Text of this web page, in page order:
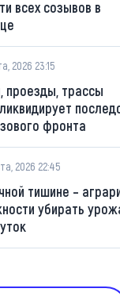
всех созывов в
2026 23:15
проезды, трассы
фронта
2026 22:45
тишине –
убирать